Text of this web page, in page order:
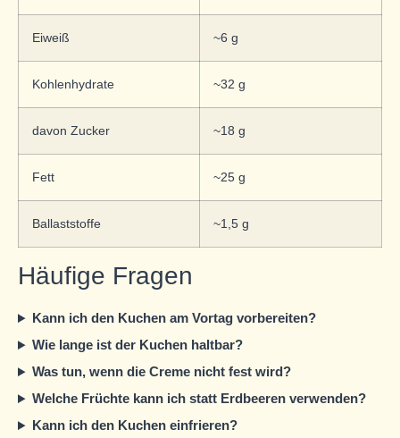
Eiweiß ~6 g
Kohlenhydrate ~32 g
davon Zucker ~18 g
Fett ~25 g
Ballaststoffe ~1,5 g
Häufige Fragen
Kann ich den Kuchen am Vortag vorbereiten?
Wie lange ist der Kuchen haltbar?
Was tun, wenn die Creme nicht fest wird?
Welche Früchte kann ich statt Erdbeeren verwenden?
Kann ich den Kuchen einfrieren?